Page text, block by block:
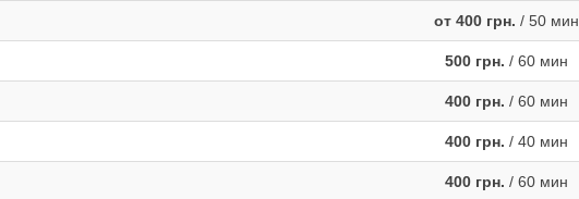
от 400 грн. / 50 мин
500 грн. / 60 мин
400 грн. / 60 мин
400 грн. / 40 мин
400 грн. / 60 мин